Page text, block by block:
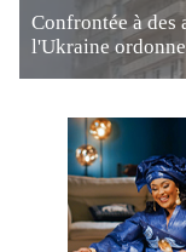
Confrontée à des
l'Ukraine